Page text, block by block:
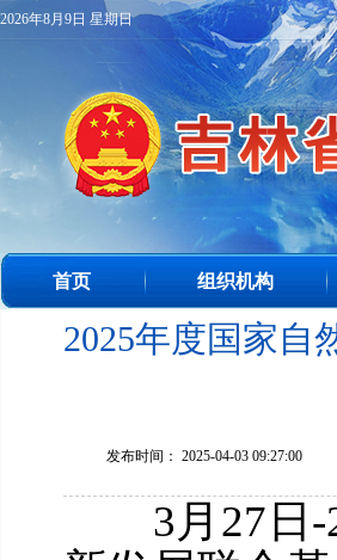
2026年8月9日 星期日
首页 组织机构
2025年度国家自
发布时间： 2025-04-03 09:27:00
3月27日-